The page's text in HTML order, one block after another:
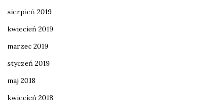
sierpień 2019
kwiecień 2019
marzec 2019
styczeń 2019
maj 2018
kwiecień 2018